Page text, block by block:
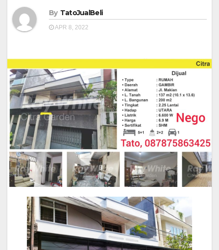
By TatoJualBeli
APR 8, 2022